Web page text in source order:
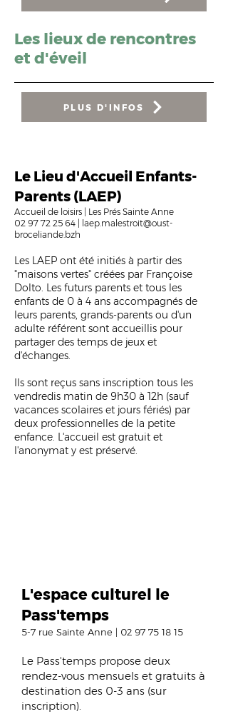
Les lieux de rencontres
et d'éveil
PLUS D'INFOS
Le Lieu d'Accueil Enfants-
Parents (LAEP)
Accueil de loisirs | Les Prés Sainte Anne
02 97 72 25 64
laep.malestroit@oust-
broceliande.bzh
Les LAEP ont été initiés à partir des
"maisons vertes" créées par Françoise
Dolto. Les futurs parents et tous les
enfants de 0 à 4 ans accompagnés de
leurs parents, grands-parents ou d'un
adulte référent sont accueillis pour
partager des temps de jeux et
d'échanges.
Ils sont reçus sans inscription tous les
vendredis matin de 9h30 à 12h (sauf
vacances scolaires et jours fériés) par
deux professionnelles de la petite
enfance. L'accueil est gratuit et
l'anonymat y est préservé.
L'espace culturel le
Pass'temps
5-7 rue Sainte Anne | 02 97 75 18 15
Le Pass'temps propose deux
rendez-vous mensuels et gratuits à
destination des 0-3 ans (sur
inscription).